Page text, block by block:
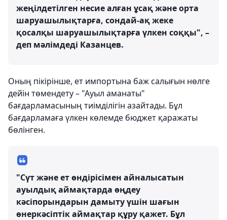
жеңілдетілген несие алған ұсақ және орта
шаруашылықтарға, сондай-ақ жеке
қосалқы шаруашылықтарға үлкен соққы", –
деп мәлімдеді Казанцев.
Оның пікірінше, ет импортына баж салығын нөлге
дейін төмендету – "Ауыл аманаты"
бағдарламасының тиімділігін азайтады. Бұл
бағдарламаға үлкен көлемде бюджет қаражаты
бөлінген.
"Сүт және ет өндірісімен айналысатын
ауылдық аймақтарда өңдеу
кәсіпорындарын дамыту үшін шағын
өнеркәсіптік аймақтар құру қажет. Бұл